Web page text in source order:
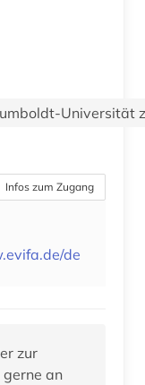
Universität
Infos zum Zugang
de
zur
gerne an